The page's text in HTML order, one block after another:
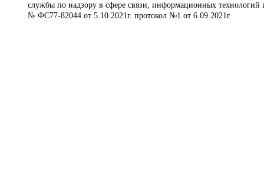
службы по надзору в сфере связи, информационных
№ ФС77-82044 от 5.10.2021г. протокол №1 от 6.09.2021г